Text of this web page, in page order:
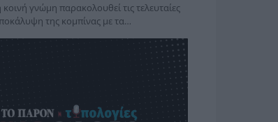
γνώμη παρακολουθεί τις τελευταίες
της κο­μπίνας με τα…